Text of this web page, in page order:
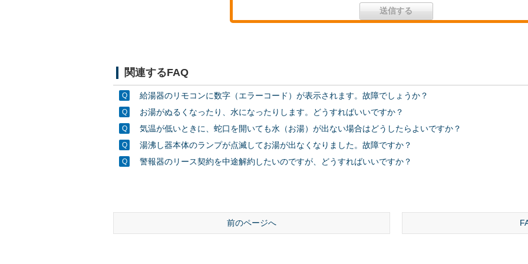
関連するFAQ
給湯器のリモコンに数字（エラーコード）が表示されます。故障でしょうか？
お湯がぬるくなったり、水になったりします。どうすればいいですか？
気温が低いときに、蛇口を開いても水（お湯）が出ない場合はどうしたらよいですか？
湯沸し器本体のランプが点滅してお湯が出なくなりました。故障ですか？
警報器のリース契約を中途解約したいのですが、どうすればいいですか？
前のページへ